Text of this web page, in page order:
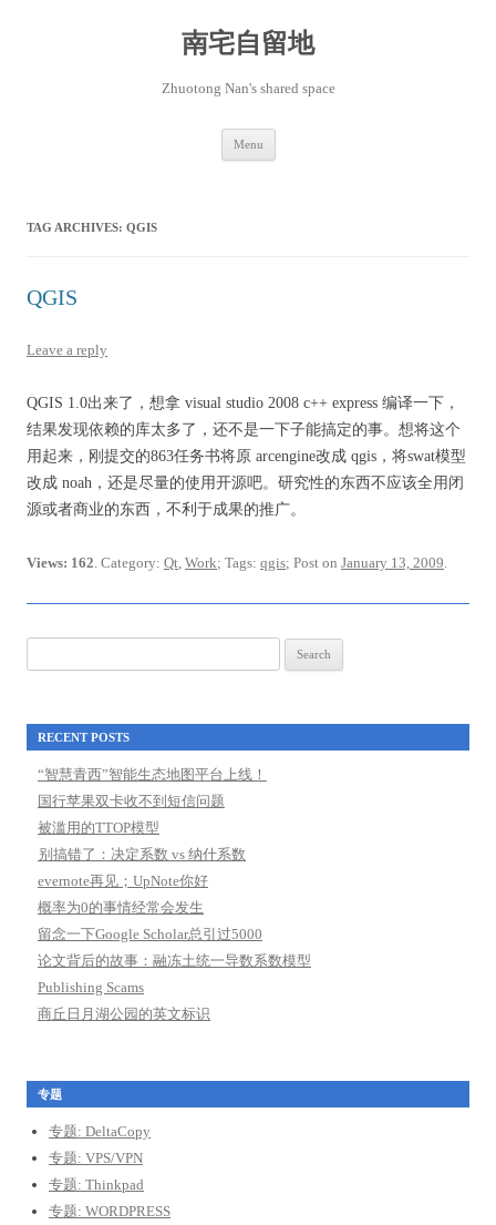
南宅自留地
Zhuotong Nan's shared space
Menu
TAG ARCHIVES: QGIS
QGIS
Leave a reply
QGIS 1.0出来了，想拿 visual studio 2008 c++ express 编译一下，
结果发现依赖的库太多了，还不是一下子能搞定的事。想将这个
用起来，刚提交的863任务书将原 arcengine改成 qgis，将swat模型
改成 noah，还是尽量的使用开源吧。研究性的东西不应该全用闭
源或者商业的东西，不利于成果的推广。
Views: 162. Category: Qt, Work; Tags: qgis; Post on January 13, 2009.
for:
RECENT POSTS
“智慧青西”智能生态地图平台上线！
国行苹果双卡收不到短信问题
被滥用的TTOP模型
别搞错了：决定系数 vs 纳什系数
evernote再见；UpNote你好
概率为0的事情经常会发生
留念一下Google Scholar总引过5000
论文背后的故事：融冻土统一导数系数模型
Publishing Scams
商丘日月湖公园的英文标识
专题
专题: DeltaCopy
专题: VPS/VPN
专题: Thinkpad
专题: WORDPRESS